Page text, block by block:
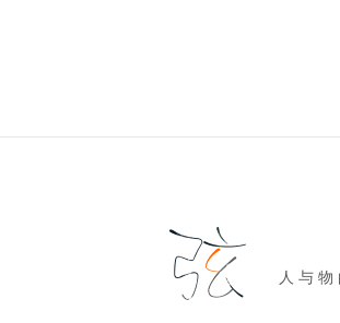
人 与 物